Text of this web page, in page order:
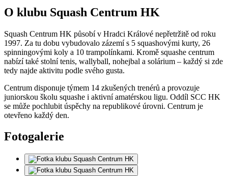
O klubu Squash Centrum HK
Squash Centrum HK působí v Hradci Králové nepřetržitě od roku
1997. Za tu dobu vybudovalo zázemí s 5 squashovými kurty, 26
spinningovými koly a 10 trampolínkami. Kromě squashe centrum
nabízí také stolní tenis, wallyball, nohejbal a solárium – každý si zde
tedy najde aktivitu podle svého gusta.
Centrum disponuje týmem 14 zkušených trenérů a provozuje
juniorskou školu squashe i aktivní amatérskou ligu. Oddíl SCC HK
se může pochlubit úspěchy na republikové úrovni. Centrum je
otevřeno každý den.
Fotogalerie